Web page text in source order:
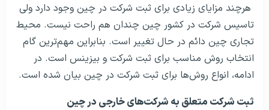
هرچند مزایای زیادی برای ثبت شرکت در چین وجود دارد ولی
تاسیس شرکت در کشور چین چندان هم راحت نیست. محیط
تجاری چین دائم در حال تغییر است. بنابراین مهم‌ترین گام
انتخاب روش مناسب برای ثبت شرکت و بیزینس است. در
ادامه، انواع روش‌ها برای ثبت شرکت در چین بیان شده است.
ثبت شرکت متعلق به شرکت‌های خارجی در چین